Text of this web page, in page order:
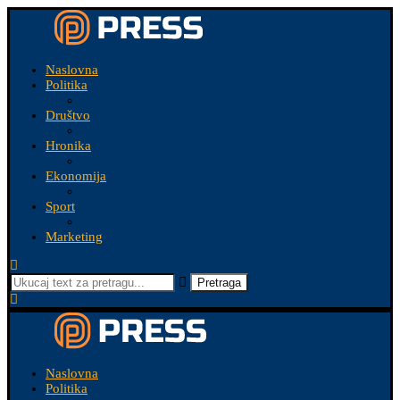
Naslovna
Politika
Društvo
Hronika
Ekonomija
Sport
Marketing
Pretraga
Naslovna
Politika